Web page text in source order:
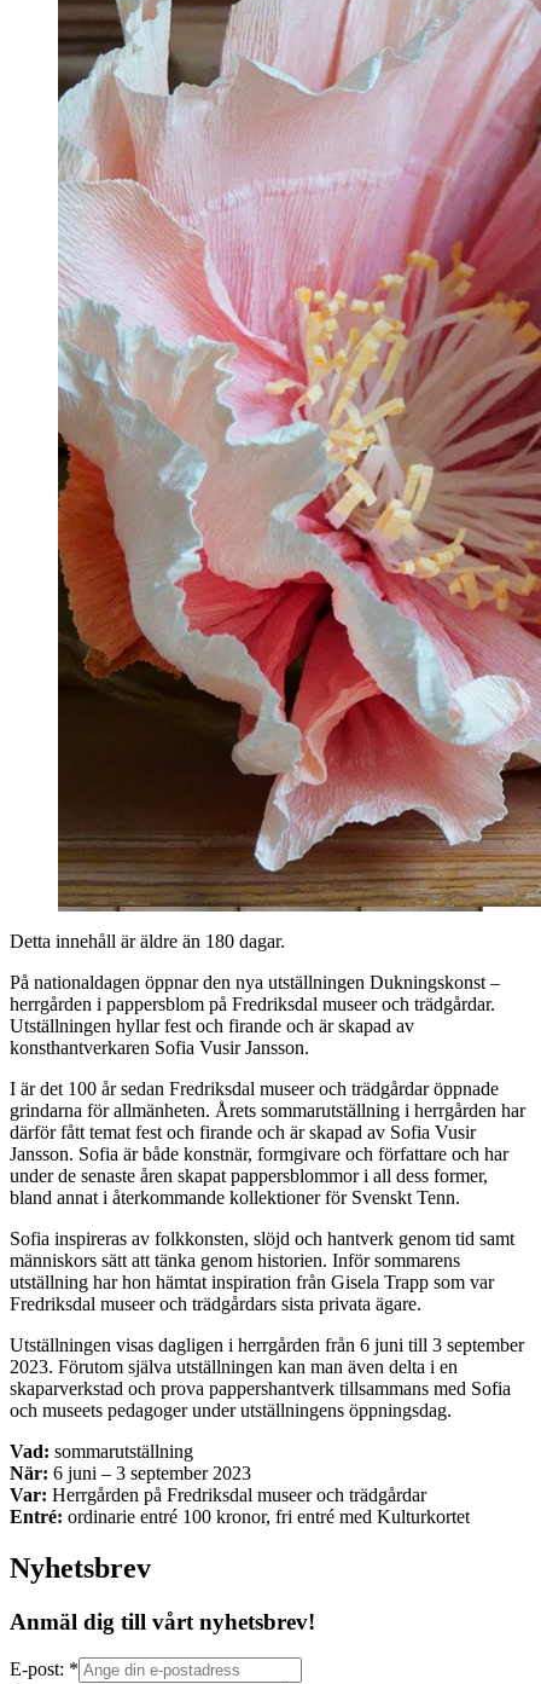
Detta innehåll är äldre än 180 dagar.
På nationaldagen öppnar den nya utställningen Dukningskonst –
herrgården i pappersblom på Fredriksdal museer och trädgårdar.
Utställningen hyllar fest och firande och är skapad av
konsthantverkaren Sofia Vusir Jansson.
I är det 100 år sedan Fredriksdal museer och trädgårdar öppnade
grindarna för allmänheten. Årets sommarutställning i herrgården har
därför fått temat fest och firande och är skapad av Sofia Vusir
Jansson. Sofia är både konstnär, formgivare och författare och har
under de senaste åren skapat pappersblommor i all dess former,
bland annat i återkommande kollektioner för Svenskt Tenn.
Sofia inspireras av folkkonsten, slöjd och hantverk genom tid samt
människors sätt att tänka genom historien. Inför sommarens
utställning har hon hämtat inspiration från Gisela Trapp som var
Fredriksdal museer och trädgårdars sista privata ägare.
Utställningen visas dagligen i herrgården från 6 juni till 3 september
2023. Förutom själva utställningen kan man även delta i en
skaparverkstad och prova pappershantverk tillsammans med Sofia
och museets pedagoger under utställningens öppningsdag.
Vad: sommarutställning
När: 6 juni – 3 september 2023
Var: Herrgården på Fredriksdal museer och trädgårdar
Entré: ordinarie entré 100 kronor, fri entré med Kulturkortet
Nyhetsbrev
Anmäl dig till vårt nyhetsbrev!
E-post: *